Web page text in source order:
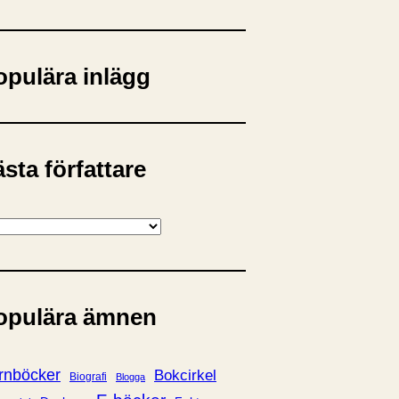
inlägg
författare
ämnen
Biografi Blogga Bokcirkel